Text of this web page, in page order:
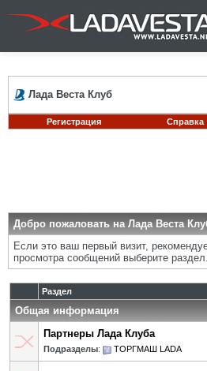
Лада Веста Клуб
Регистрация Справка
Добро пожаловать на Лада Веста
Если это ваш первый визит,
просмотра сообщений выберите раздел.
Раздел
Общая информация
Партнеры Лада Клуба
Подразделы: ТОРГМАШ LADA